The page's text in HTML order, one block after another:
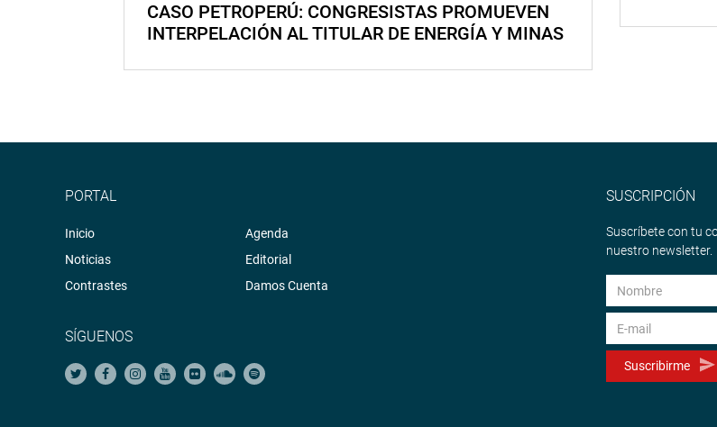
CASO PETROPERÚ: CONGRESISTAS PROMUEVEN
INTERPELACIÓN AL TITULAR DE ENERGÍA Y MINAS
PORTAL
Inicio
Noticias
Contrastes
Agenda
Editorial
Damos Cuenta
SÍGUENOS
SUSCRIPCIÓN
Suscríbete con tu
nuestro newsletter.
Suscribirme